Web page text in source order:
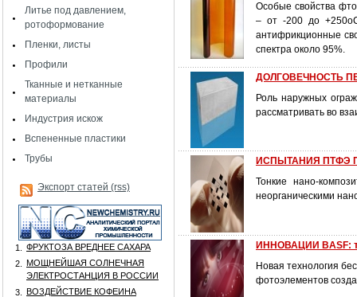
Литье под давлением,
ротоформование
Пленки, листы
Профили
Тканные и нетканные
материалы
Индустрия искож
Вспененные пластики
Трубы
Экспорт статей (rss)
1.
ФРУКТОЗА ВРЕДНЕЕ САХАРА
2.
МОЩНЕЙШАЯ СОЛНЕЧНАЯ
ЭЛЕКТРОСТАНЦИЯ В РОССИИ
3.
ВОЗДЕЙСТВИЕ КОФЕИНА
Особые свойства
– от -200 до +250оС,
антифрикционные
спектра около 95%.
ДОЛГОВЕЧНОСТЬ
Роль наружных
рассматривать во
ИСПЫТАНИЯ ПТФЭ
Тонкие нано-
неорганическими
ИННОВАЦИИ BASF:
Новая технология
фотоэлементов